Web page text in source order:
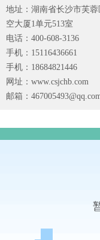
地址：湖南省长沙市芙蓉
空大厦1单元513室
电话：400-608-3136
手机：15116436661
手机：18684821446
网址：www.csjchb.com
邮箱：